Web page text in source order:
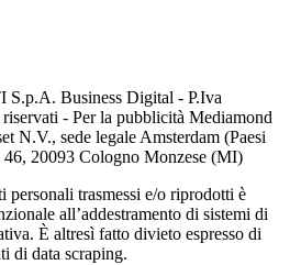
S.p.A. Business Digital - P.Iva
- Per la pubblicità Mediamond
N.V., sede legale Amsterdam (Paesi
20093 Cologno Monzese (MI)
personali trasmessi e/o riprodotti è
all’addestramento di sistemi di
È altresì fatto divieto espresso di
di data scraping.